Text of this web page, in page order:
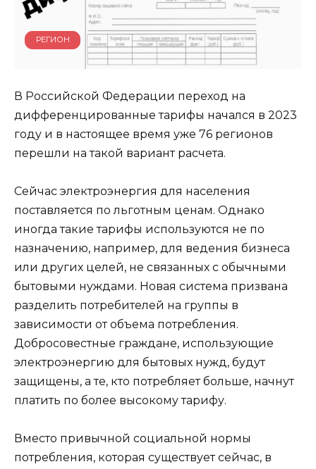
РЕГИОН
В Российской Федерации переход на
дифференцированные тарифы начался в 2023
году и в настоящее время уже 76 регионов
перешли на такой вариант расчета.
Сейчас электроэнергия для населения
поставляется по льготным ценам. Однако
иногда такие тарифы используются не по
назначению, например, для ведения бизнеса
или других целей, не связанных с обычными
бытовыми нуждами. Новая система призвана
разделить потребителей на группы в
зависимости от объема потребления.
Добросовестные граждане, использующие
электроэнергию для бытовых нужд, будут
защищены, а те, кто потребляет больше, начнут
платить по более высокому тарифу.
Вместо привычной социальной нормы
потребления, которая существует сейчас, в